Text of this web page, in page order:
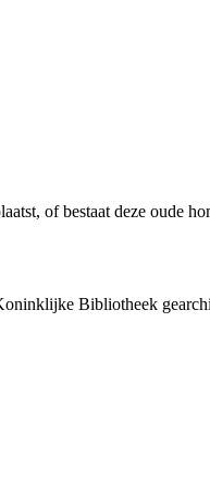
of bestaat deze oude
Bibliotheek